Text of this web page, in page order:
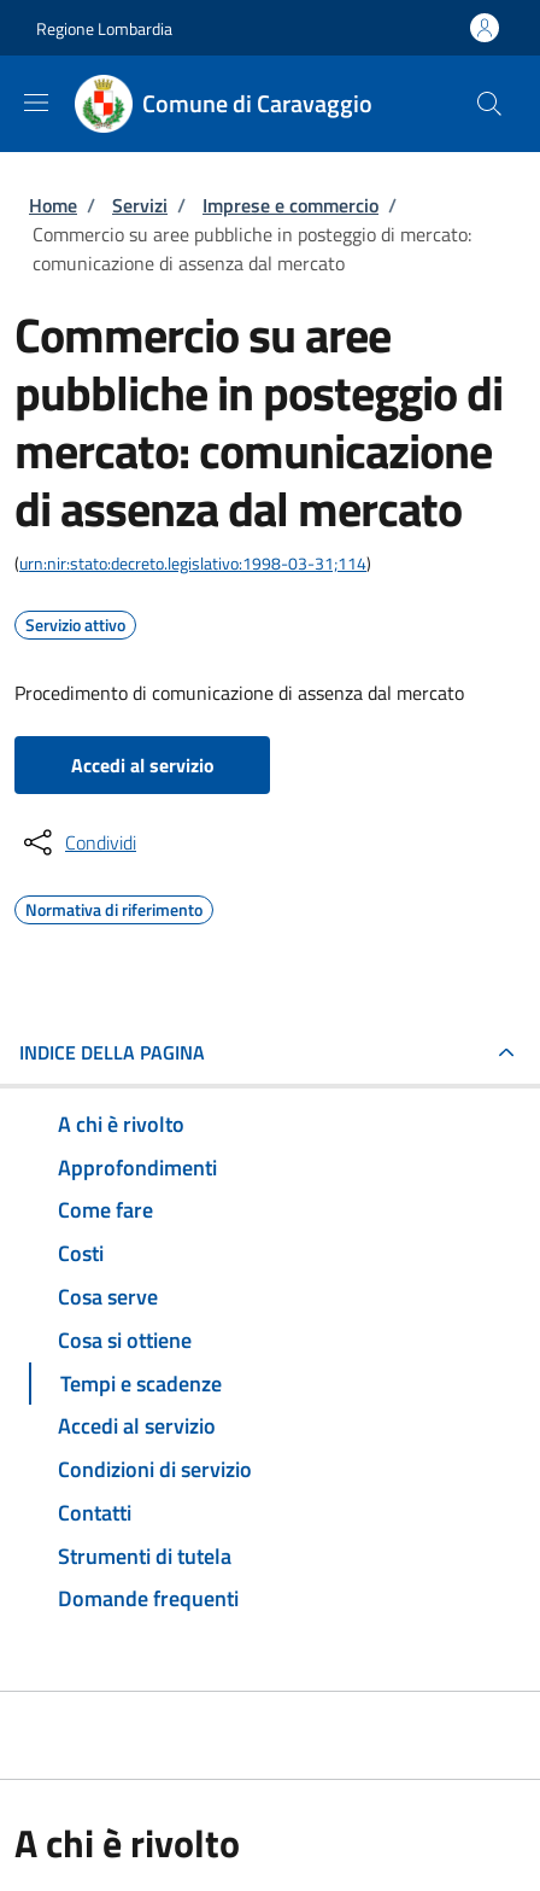
Regione Lombardia
Comune di Caravaggio
Briciole di pane
Home / Servizi / Imprese e commercio /
Commercio su aree pubbliche in posteggio di mercato:
comunicazione di assenza dal mercato
Commercio su aree
pubbliche in posteggio di
mercato: comunicazione
di assenza dal mercato
(urn:nir:stato:decreto.legislativo:1998-03-31;114)
Servizio attivo
Procedimento di comunicazione di assenza dal mercato
Accedi al servizio
Condividi
Normativa di riferimento
INDICE DELLA PAGINA
A chi è rivolto
Approfondimenti
Come fare
Costi
Cosa serve
Cosa si ottiene
Tempi e scadenze
Accedi al servizio
Condizioni di servizio
Contatti
Strumenti di tutela
Domande frequenti
A chi è rivolto